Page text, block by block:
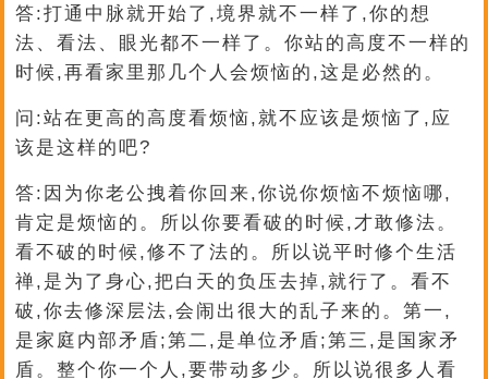
答:打通中脉就开始了,境界就不一样了,你的想
法、看法、眼光都不一样了。你站的高度不一样的
时候,再看家里那几个人会烦恼的,这是必然的。
问:站在更高的高度看烦恼,就不应该是烦恼了,应
该是这样的吧?
答:因为你老公拽着你回来,你说你烦恼不烦恼哪,
肯定是烦恼的。所以你要看破的时候,才敢修法。
看不破的时候,修不了法的。所以说平时修个生活
禅,是为了身心,把白天的负压去掉,就行了。看不
破,你去修深层法,会闹出很大的乱子来的。第一,
是家庭内部矛盾;第二,是单位矛盾;第三,是国家矛
盾。整个你一个人,要带动多少。所以说很多人看